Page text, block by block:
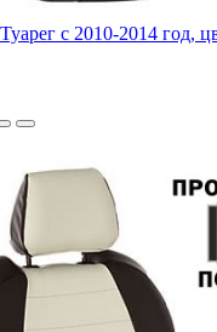
с 2010-2014 год,